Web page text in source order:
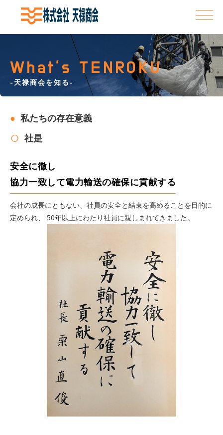
What’s TENROKU
-天禄商会を知る-
私たちの存在意義
社是
安全に徹し
協力一致して電力輸送の確保に貢献する
会社の成長にともない、社員の安全と結束を高めることを目的に
定められ、 50年以上にわたり社員に親しまれてきました。